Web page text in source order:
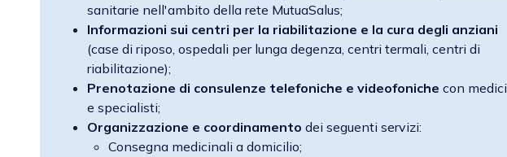
sanitarie nell'ambito della rete MutuaSalus;
Informazioni sui centri per la riabilitazione e la cura degli anziani
(case di riposo, ospedali per lunga degenza, centri termali, centri di
riabilitazione);
Prenotazione di consulenze telefoniche e videofoniche con medici
e specialisti;
Organizzazione e coordinamento dei seguenti servizi:
Consegna medicinali a domicilio;